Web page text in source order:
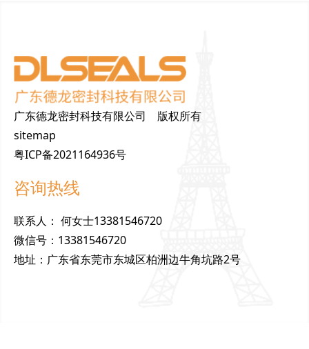
广东德龙密封科技有限公司 版权所有
sitemap
粤ICP备2021164936号
咨询热线
联系人 ： 何女士13381546720
微信号 ： 13381546720
地址 ： 广东省东莞市东城区柏洲边牛角坑路2号